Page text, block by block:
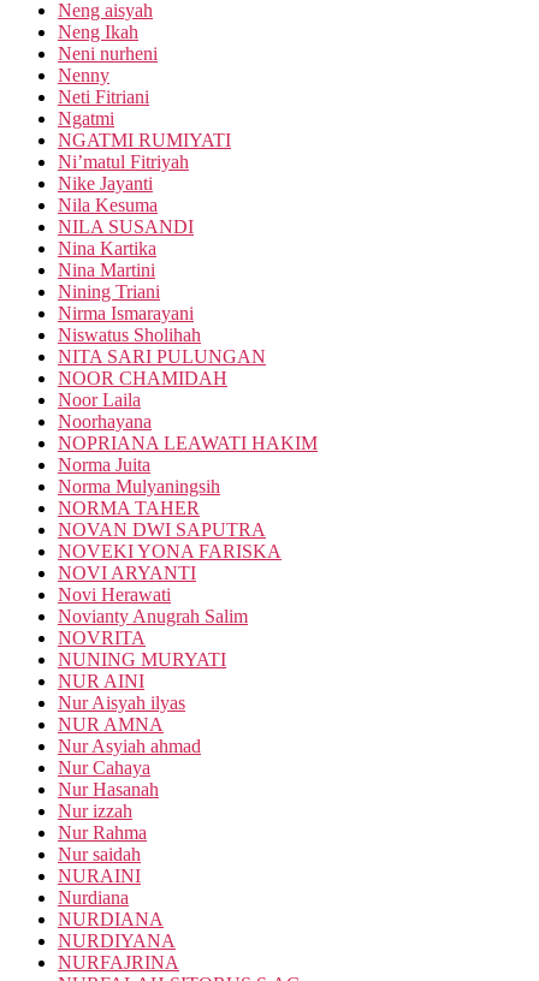
Neng aisyah
Neng Ikah
Neni nurheni
Nenny
Neti Fitriani
Ngatmi
NGATMI RUMIYATI
Ni’matul Fitriyah
Nike Jayanti
Nila Kesuma
NILA SUSANDI
Nina Kartika
Nina Martini
Nining Triani
Nirma Ismarayani
Niswatus Sholihah
NITA SARI PULUNGAN
NOOR CHAMIDAH
Noor Laila
Noorhayana
NOPRIANA LEAWATI HAKIM
Norma Juita
Norma Mulyaningsih
NORMA TAHER
NOVAN DWI SAPUTRA
NOVEKI YONA FARISKA
NOVI ARYANTI
Novi Herawati
Novianty Anugrah Salim
NOVRITA
NUNING MURYATI
NUR AINI
Nur Aisyah ilyas
NUR AMNA
Nur Asyiah ahmad
Nur Cahaya
Nur Hasanah
Nur izzah
Nur Rahma
Nur saidah
NURAINI
Nurdiana
NURDIANA
NURDIYANA
NURFAJRINA